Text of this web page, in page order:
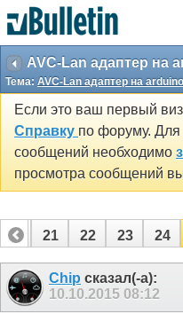
AVC-Lan адаптер на
Тема: AVC-Lan адаптер на arduino
Если это ваш первый
Справку по форуму.
сообщений необходимо
просмотра сообщений
20 21 22 23 24
Chip сказал(-а):
10.10.2015 08:12